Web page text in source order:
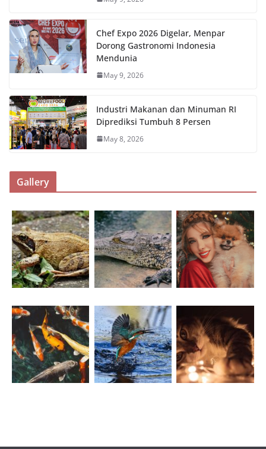
Chef Expo 2026 Digelar, Menpar
Dorong Gastronomi Indonesia
Mendunia
May 9, 2026
Industri Makanan dan Minuman RI
Diprediksi Tumbuh 8 Persen
May 8, 2026
Gallery